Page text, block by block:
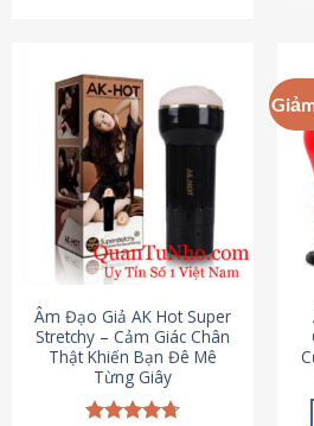
Âm Đạo Giả AK Hot Super
Stretchy – Cảm Giác Chân
Thật Khiến Bạn Đê Mê
Từng Giây